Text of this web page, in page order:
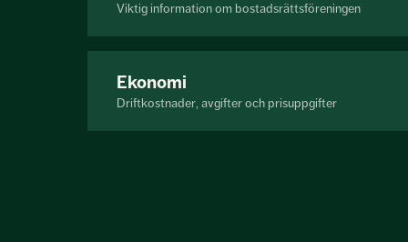
Viktig information om bostadsrättsföreningen
Ekonomi
Driftkostnader, avgifter och prisuppgifter